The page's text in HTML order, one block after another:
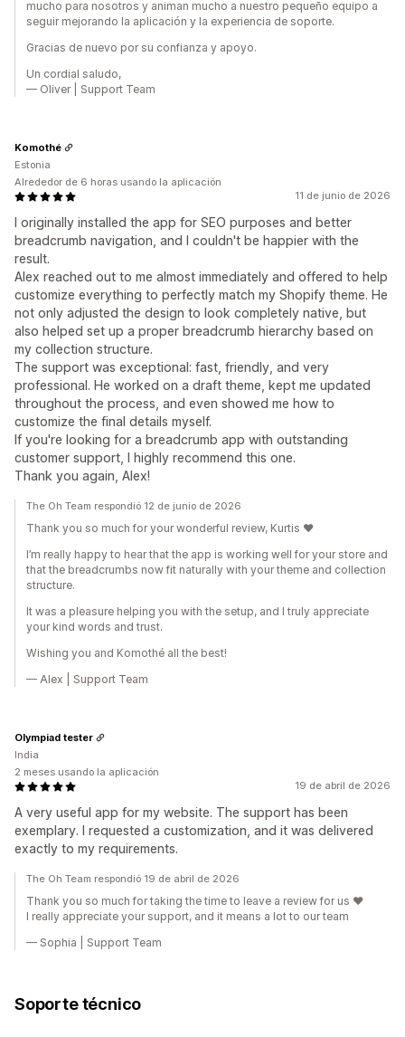
mucho para nosotros y animan mucho a nuestro pequeño equipo a
seguir mejorando la aplicación y la experiencia de soporte.
Gracias de nuevo por su confianza y apoyo.
Un cordial saludo,
— Oliver | Support Team
11 de junio de 2026
I originally installed the app for SEO purposes and better
breadcrumb navigation, and I couldn't be happier with the
result.
Alex reached out to me almost immediately and offered to help
customize everything to perfectly match my Shopify theme. He
not only adjusted the design to look completely native, but
also helped set up a proper breadcrumb hierarchy based on
my collection structure.
The support was exceptional: fast, friendly, and very
professional. He worked on a draft theme, kept me updated
throughout the process, and even showed me how to
customize the final details myself.
If you're looking for a breadcrumb app with outstanding
customer support, I highly recommend this one.
Thank you again, Alex!
Komothé
Estonia
Alrededor de 6 horas usando la aplicación
The Oh Team respondió 12 de junio de 2026
Thank you so much for your wonderful review, Kurtis ❤️
I’m really happy to hear that the app is working well for your store and
that the breadcrumbs now fit naturally with your theme and collection
structure.
It was a pleasure helping you with the setup, and I truly appreciate
your kind words and trust.
Wishing you and Komothé all the best!
— Alex | Support Team
19 de abril de 2026
A very useful app for my website. The support has been
exemplary. I requested a customization, and it was delivered
exactly to my requirements.
Olympiad tester
India
2 meses usando la aplicación
The Oh Team respondió 19 de abril de 2026
Thank you so much for taking the time to leave a review for us ❤️
I really appreciate your support, and it means a lot to our team
— Sophia | Support Team
Soporte técnico